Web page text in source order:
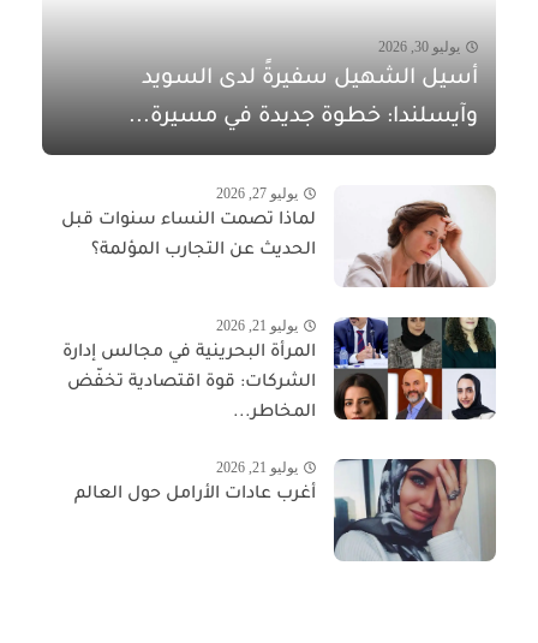
يوليو 30, 2026
أسيل الشهيل سفيرةً لدى السويد
وآيسلندا: خطوة جديدة في مسيرة...
يوليو 27, 2026
لماذا تصمت النساء سنوات قبل
الحديث عن التجارب المؤلمة؟
يوليو 21, 2026
المرأة البحرينية في مجالس إدارة
الشركات: قوة اقتصادية تخفّض
المخاطر...
يوليو 21, 2026
أغرب عادات الأرامل حول العالم